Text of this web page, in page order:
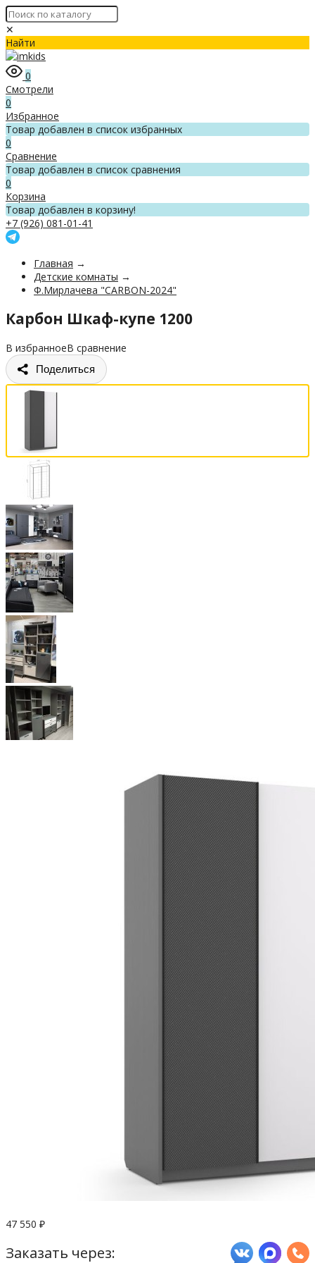
✕
Найти
0
Смотрели
0
Избранное
Товар добавлен в список избранных
0
Сравнение
Товар добавлен в список сравнения
0
Корзина
Товар добавлен в корзину!
+7 (926) 081-01-41
Главная →
Детские комнаты →
Ф.Мирлачева "CARBON-2024"
Карбон Шкаф-купе 1200
В избранноеВ сравнение
Поделиться
47 550 ₽
Заказать через: